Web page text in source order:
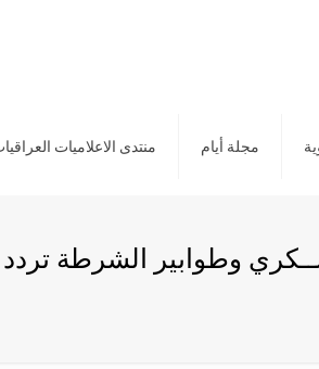
مجلة أيام منتدى الاعلاميات
وطوابير الشرطة